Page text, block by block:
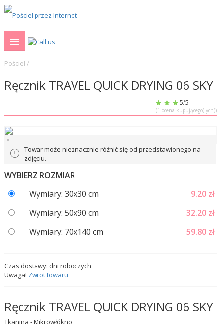
Pościel /
Ręcznik TRAVEL QUICK DRYING 06 SKY
5/5
(1 ocena kupującego(-ych))
Towar może nieznacznie różnić się od przedstawionego na
zdjęciu.
WYBIERZ ROZMIAR
Wymiary: 30x30 cm
9.20 zł
Wymiary: 50x90 cm
32.20 zł
Wymiary: 70x140 cm
59.80 zł
Czas dostawy: dni roboczych
Uwaga! Zwrot towaru
Ręcznik TRAVEL QUICK DRYING 06 SKY
Tkanina - Mikrowłókno